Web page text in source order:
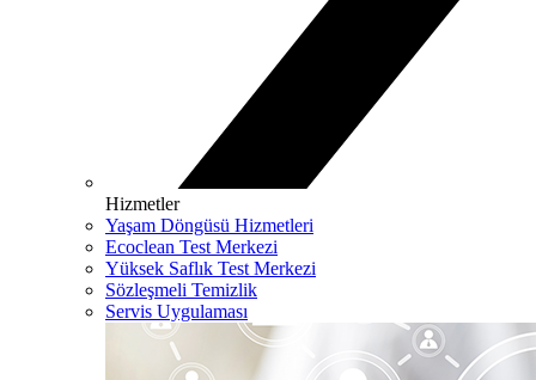
Hizmetler
Yaşam Döngüsü Hizmetleri
Ecoclean Test Merkezi
Yüksek Saflık Test Merkezi
Sözleşmeli Temizlik
Servis Uygulaması